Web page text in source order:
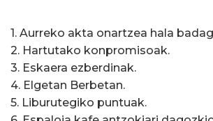
1. Aurreko akta onartzea hala
2. Hartutako konpromisoak.
3. Eskaera ezberdinak.
4. Elgetan Berbetan.
5. Liburutegiko puntuak.